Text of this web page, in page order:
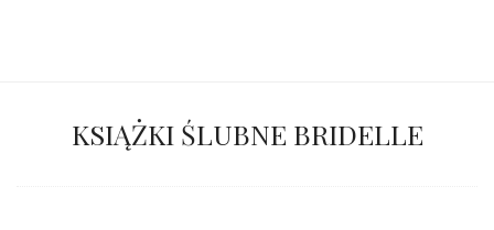
KSIĄŻKI ŚLUBNE BRIDELLE